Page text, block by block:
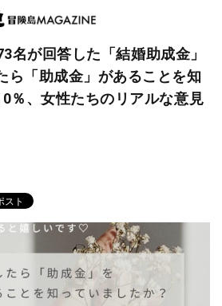
名が回答した「結婚助成金」
ら「助成金」があることを知
％、女性たちのリアルな意見